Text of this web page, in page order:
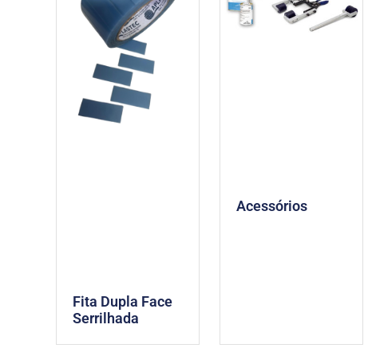
Fita Dupla Face
Serrilhada
Acessórios